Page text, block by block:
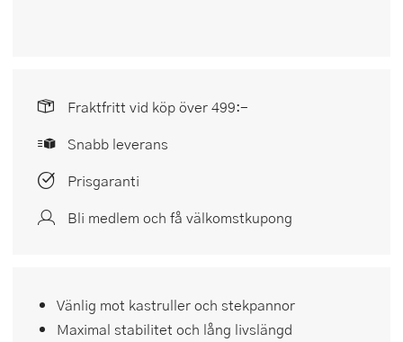
Fraktfritt vid köp över 499:-
Snabb leverans
Prisgaranti
Bli medlem och få välkomstkupong
Vänlig mot kastruller och stekpannor
Maximal stabilitet och lång livslängd